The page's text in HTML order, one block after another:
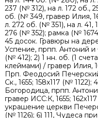
237 (№ 312), на л. 172 об.,
об. (№ 349, гравер Илия,
л. 272 об. (№ 351), на л. 41,
276 (№ 352); рамка (№
45 досок. Гравюры на
Успение, прпп. Антоний и
(№ 412); 2) 1 нн. об. (1
клеймами) / гравер Илия,
Прп. Феодосий
Ск., 1655; 158х117 (№
Богородица, прпп.
гравер ИСС:К, 1655;
украшение церкви
(№ 1126); 6) 111, Чудеса